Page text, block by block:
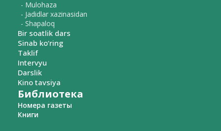
- Mulohaza
- Jadidlar xazinasidan
- Shapaloq
Bir soatlik dars
Sinab ko‘ring
Taklif
Intervyu
Darslik
Kino tavsiya
Библиотека
Номера газеты
Книги